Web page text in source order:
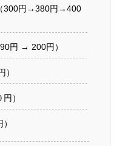
300円→380円→400
円 → 200円）
）